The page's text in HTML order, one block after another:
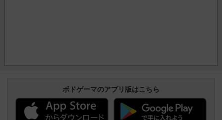
ボドゲーマのアプリ版はこちら